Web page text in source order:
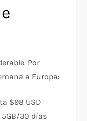
Por
a Europa:​
$98 USD
5GB/30 días